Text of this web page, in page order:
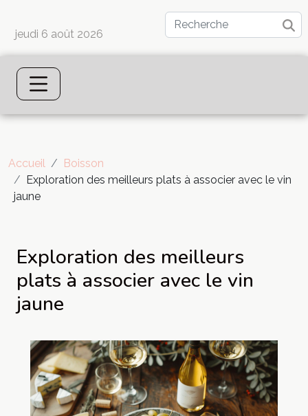
jeudi 6 août 2026
Accueil
Boisson
Exploration des meilleurs plats à associer avec le vin
jaune
Exploration des meilleurs
plats à associer avec le vin
jaune